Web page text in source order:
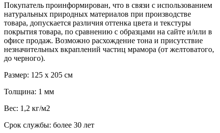
Покупатель проинформирован, что в связи с использованием
натуральных природных материалов при производстве
товара, допускается различия оттенка цвета и текстуры
покрытия товара, по сравнению с образцами на сайте и/или в
офисе продаж. Возможно расхождение тона и присутствие
незначительных вкраплений частиц мрамора (от желтоватого,
до черного).
Размер: 125 х 205 см
Толщина: 1 мм
Вес: 1,2 кг/м2
Срок службы: более 30 лет